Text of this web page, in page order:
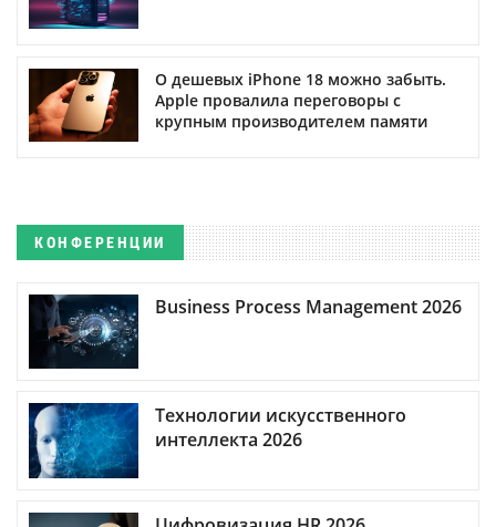
О дешевых iPhone 18 можно забыть.
Apple провалила переговоры с
крупным производителем памяти
КОНФЕРЕНЦИИ
Business Process Management 2026
Технологии искусственного
интеллекта 2026